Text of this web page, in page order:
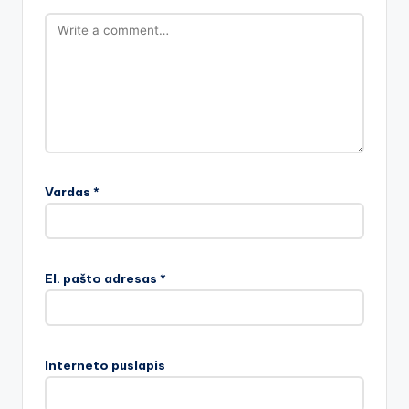
Vardas *
El. pašto adresas *
Interneto puslapis